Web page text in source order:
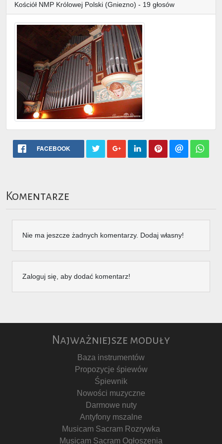
Kościół NMP Królowej Polski (Gniezno) - 19 głosów
FACEBOOK
Komentarze
Nie ma jeszcze żadnych komentarzy. Dodaj własny!
Zaloguj się, aby dodać komentarz!
Najważniejsze moduły
Baza instrumentów
Propozycje śpiewów
Śpiewnik
Nowości muzyczne
Darmowe nuty
Antyfony mszalne
Musicam Sacram Rozrywka
Musicam Sacram Ogłoszenia